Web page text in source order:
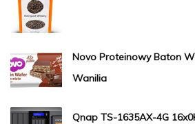
Novo Proteinowy Baton
Wanilia
Qnap TS-1635AX-4G